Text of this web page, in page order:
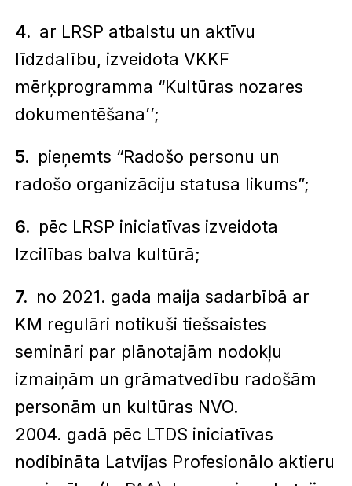
ar LRSP atbalstu un aktīvu
līdzdalību, izveidota VKKF
mērķprogramma “Kultūras nozares
dokumentēšana’’;
pieņemts “Radošo personu un
radošo organizāciju statusa likums”;
pēc LRSP iniciatīvas izveidota
Izcilības balva kultūrā;
no 2021. gada maija sadarbībā ar
KM regulāri notikuši tiešsaistes
semināri par plānotajām nodokļu
izmaiņām un grāmatvedību radošām
personām un kultūras NVO.
2004. gadā pēc LTDS iniciatīvas
nodibināta Latvijas Profesionālo aktieru